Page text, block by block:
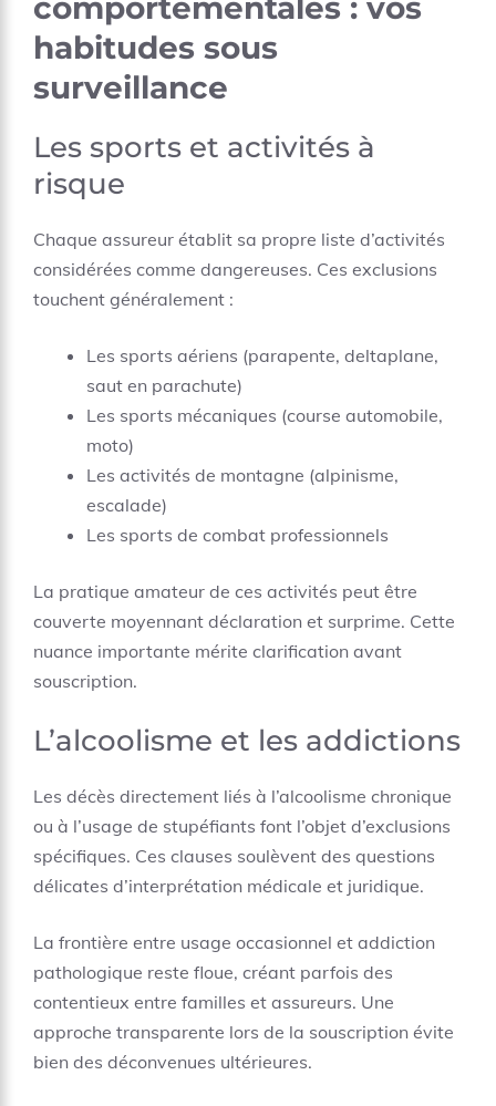
comportementales : vos
habitudes sous
surveillance
Les sports et activités à
risque
Chaque assureur établit sa propre liste d’activités
considérées comme dangereuses. Ces exclusions
touchent généralement :
Les sports aériens (parapente, deltaplane,
saut en parachute)
Les sports mécaniques (course automobile,
moto)
Les activités de montagne (alpinisme,
escalade)
Les sports de combat professionnels
La pratique amateur de ces activités peut être
couverte moyennant déclaration et surprime. Cette
nuance importante mérite clarification avant
souscription.
L’alcoolisme et les addictions
Les décès directement liés à l’alcoolisme chronique
ou à l’usage de stupéfiants font l’objet d’exclusions
spécifiques. Ces clauses soulèvent des questions
délicates d’interprétation médicale et juridique.
La frontière entre usage occasionnel et addiction
pathologique reste floue, créant parfois des
contentieux entre familles et assureurs. Une
approche transparente lors de la souscription évite
bien des déconvenues ultérieures.